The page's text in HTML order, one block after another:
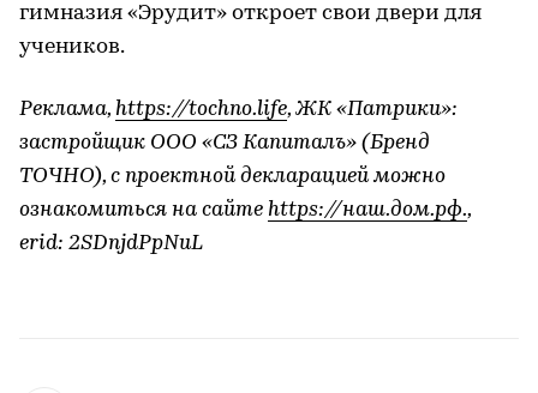
гимназия «Эрудит» откроет свои двери для
учеников.
Реклама, https://tochno.life, ЖК «Патрики»:
застройщик ООО «СЗ Капиталъ» (Бренд
ТОЧНО), с проектной декларацией можно
ознакомиться на сайте https://наш.дом.рф.,
erid: 2SDnjdPpNuL